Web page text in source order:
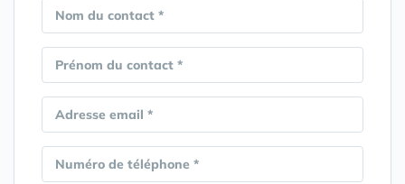
Nom du contact *
Prénom du contact *
Adresse email *
Numéro de téléphone *